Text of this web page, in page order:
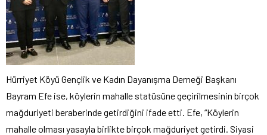
Hürriyet Köyü Gençlik ve Kadın Dayanışma Derneği Başkanı
Bayram Efe ise, köylerin mahalle statüsüne geçirilmesinin birçok
mağduriyeti beraberinde getirdiğini ifade etti. Efe, “Köylerin
mahalle olması yasayla birlikte birçok mağduriyet getirdi. Siyasi